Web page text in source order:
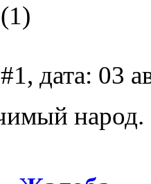
(1)
дата: 03
народ.